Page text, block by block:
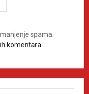
spama.
komentara.